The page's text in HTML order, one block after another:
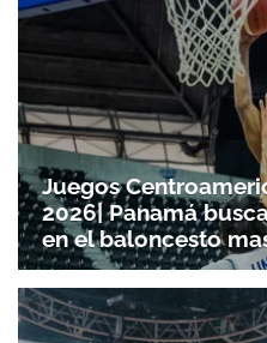
Juegos
2026| Panamá
en el baloncesto